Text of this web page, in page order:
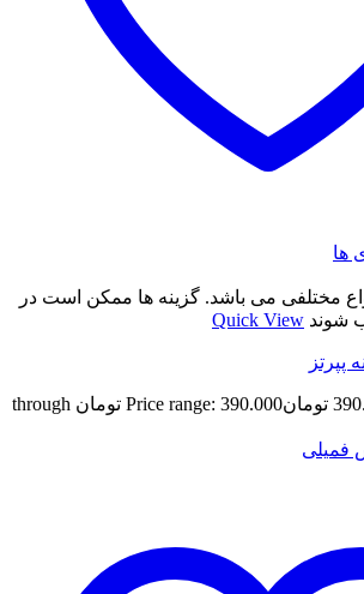
ها
مختلفی می باشد. گزینه ها ممکن است در
شوند Quick View
پپرتز
تومان
Price range: 390.000 تومان through